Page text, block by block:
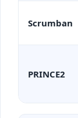
Scrumban
PRINCE2